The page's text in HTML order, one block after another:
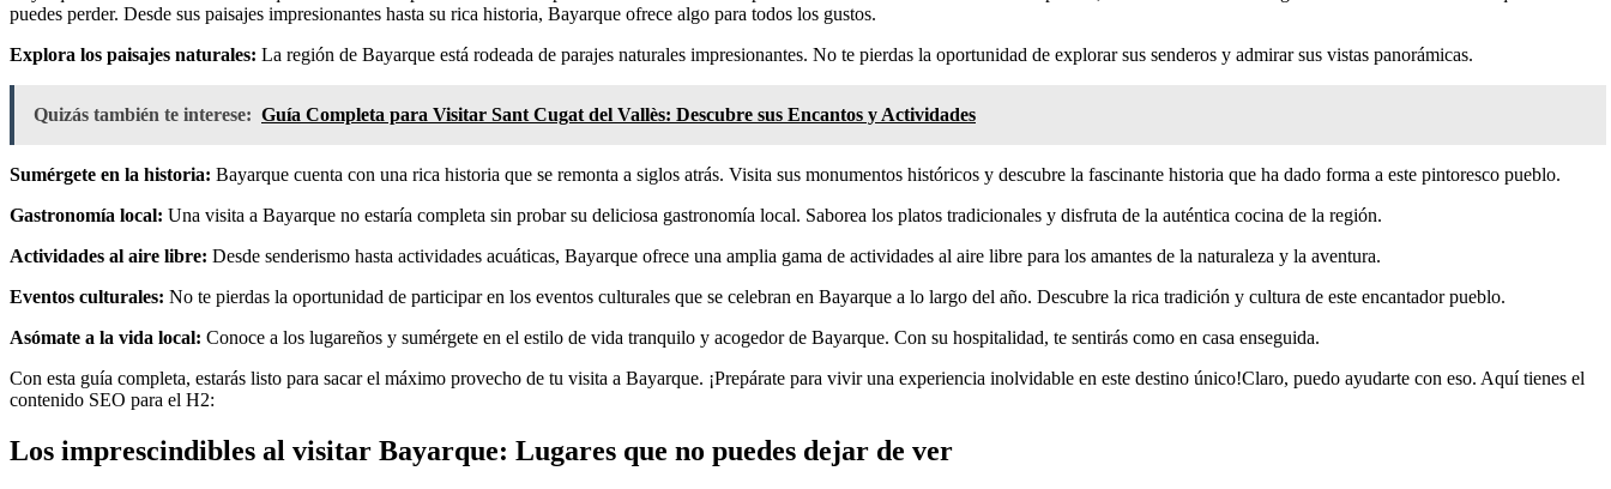
puedes perder. Desde sus paisajes impresionantes hasta su rica historia, Bayarque ofrece algo para todos los gustos.
Explora los paisajes naturales: La región de Bayarque está rodeada de parajes naturales impresionantes. No te pierdas la oportunidad de explorar sus senderos y admirar sus vistas panorámicas.
Quizás también te interese: Guía Completa para Visitar Sant Cugat del Vallès: Descubre sus Encantos y Actividades
Sumérgete en la historia: Bayarque cuenta con una rica historia que se remonta a siglos atrás. Visita sus monumentos históricos y descubre la fascinante historia que ha dado forma a este pintoresco pueblo.
Gastronomía local: Una visita a Bayarque no estaría completa sin probar su deliciosa gastronomía local. Saborea los platos tradicionales y disfruta de la auténtica cocina de la región.
Actividades al aire libre: Desde senderismo hasta actividades acuáticas, Bayarque ofrece una amplia gama de actividades al aire libre para los amantes de la naturaleza y la aventura.
Eventos culturales: No te pierdas la oportunidad de participar en los eventos culturales que se celebran en Bayarque a lo largo del año. Descubre la rica tradición y cultura de este encantador pueblo.
Asómate a la vida local: Conoce a los lugareños y sumérgete en el estilo de vida tranquilo y acogedor de Bayarque. Con su hospitalidad, te sentirás como en casa enseguida.
Con esta guía completa, estarás listo para sacar el máximo provecho de tu visita a Bayarque. ¡Prepárate para vivir una experiencia inolvidable en este destino único!Claro, puedo ayudarte con eso. Aquí tienes el
contenido SEO para el H2:
Los imprescindibles al visitar Bayarque: Lugares que no puedes dejar de ver